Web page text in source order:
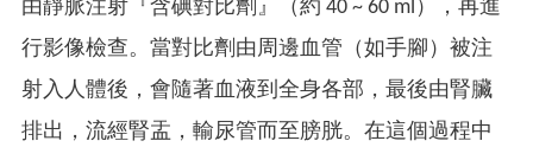
由靜脈注射『含碘對比劑』（約 40 ~ 60 ml），再進
行影像檢查。當對比劑由周邊血管（如手腳）被注
射入人體後，會隨著血液到全身各部，最後由腎臟
排出，流經腎盂，輸尿管而至膀胱。在這個過程中